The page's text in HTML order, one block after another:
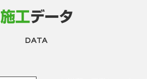
施工データ
DATA